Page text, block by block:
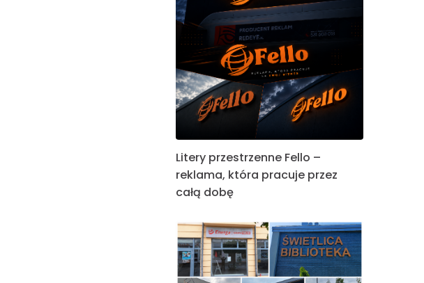
Litery przestrzenne Fello –
reklama, która pracuje przez
całą dobę